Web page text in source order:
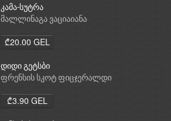
კამა-სუტრა
მალლინაგა ვაციაიანა
₾20.00 GEL
დიდი გეტსბი
ფრენსის სკოტ ფიცჯერალდი
₾3.90 GEL